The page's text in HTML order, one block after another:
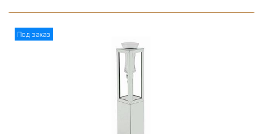
Под заказ